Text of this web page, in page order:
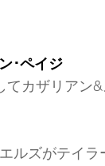
･ペイジ
カザリアン
ルズがテイ